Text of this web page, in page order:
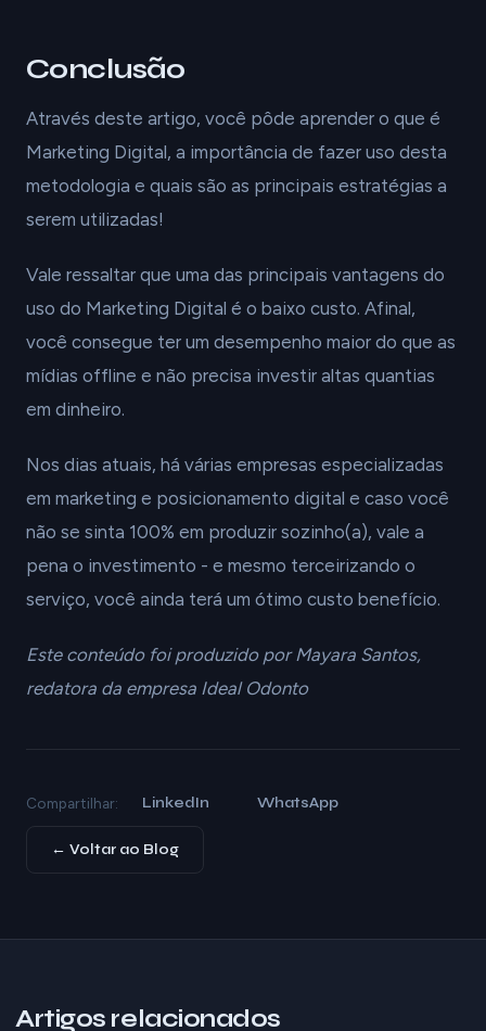
Conclusão
Através deste artigo, você pôde aprender o que é
Marketing Digital, a importância de fazer uso desta
metodologia e quais são as principais estratégias a
serem utilizadas!
Vale ressaltar que uma das principais vantagens do
uso do Marketing Digital é o baixo custo. Afinal,
você consegue ter um desempenho maior do que as
mídias offline e não precisa investir altas quantias
em dinheiro.
Nos dias atuais, há várias empresas especializadas
em marketing e posicionamento digital e caso você
não se sinta 100% em produzir sozinho(a), vale a
pena o investimento - e mesmo terceirizando o
serviço, você ainda terá um ótimo custo benefício.
Este conteúdo foi produzido por Mayara Santos,
redatora da empresa Ideal Odonto
Compartilhar: LinkedIn WhatsApp
← Voltar ao Blog
Artigos relacionados